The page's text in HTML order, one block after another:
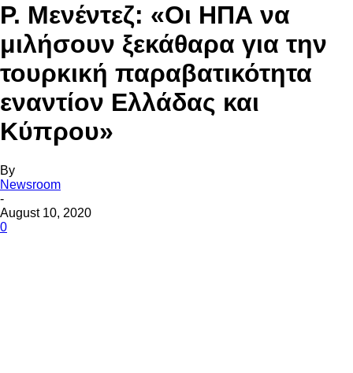
Ρ. Μενέντεζ: «Οι ΗΠΑ να
μιλήσουν ξεκάθαρα για την
τουρκική παραβατικότητα
εναντίον Ελλάδας και
Κύπρου»
By
Newsroom
-
August 10, 2020
0